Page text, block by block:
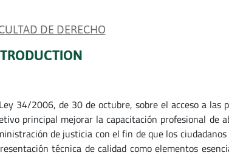
DE DERECHO
34/2006, de 30 de octubre, sobre el acceso a las
principal mejorar la capacitación profesional de
de justicia con el fin de que los
técnica de calidad como elementos